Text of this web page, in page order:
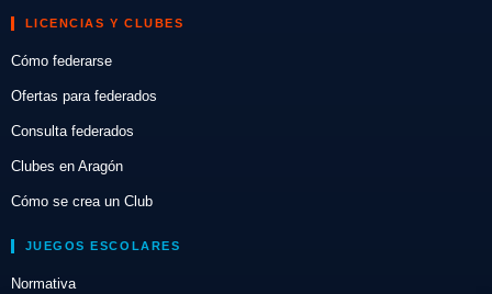
LICENCIAS Y CLUBES
Cómo federarse
Ofertas para federados
Consulta federados
Clubes en Aragón
Cómo se crea un Club
JUEGOS ESCOLARES
Normativa